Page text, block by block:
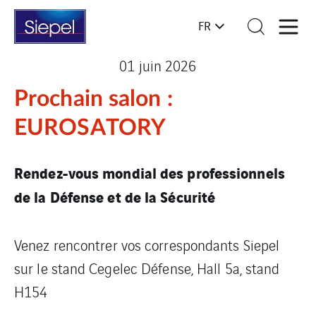
FR
01 juin 2026
Prochain salon :
EUROSATORY
Rendez-vous mondial des professionnels
de la Défense et de la Sécurité
Venez rencontrer vos correspondants Siepel
sur le stand Cegelec Défense, Hall 5a, stand
H154